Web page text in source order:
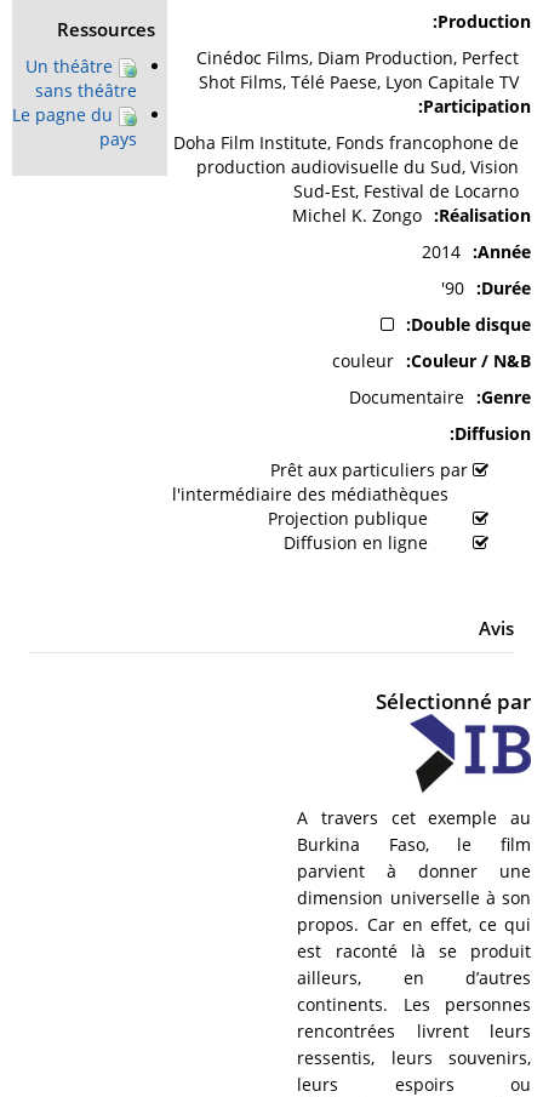
Production
Cinédoc Films, Diam Production, Perfect
Shot Films, Télé Paese, Lyon Capitale TV
Participation
Doha Film Institute, Fonds francophone de
production audiovisuelle du Sud, Vision
Sud-Est, Festival de Locarno
Réalisation
Michel K. Zongo
Année
2014
Durée
90'
Double disque
Couleur / N&B
couleur
Genre
Documentaire
Diffusion
Prêt aux particuliers par
l'intermédiaire des médiathèques
Ressources
Un théâtre
sans théâtre
Le pagne du
pays
Avis
Sélectionné par
A travers cet exemple au
Burkina Faso, le film
parvient à donner une
dimension universelle à son
propos. Car en effet, ce qui
est raconté là se produit
ailleurs, en d’autres
continents. Les personnes
rencontrées livrent leurs
ressentis, leurs souvenirs,
leurs espoirs ou